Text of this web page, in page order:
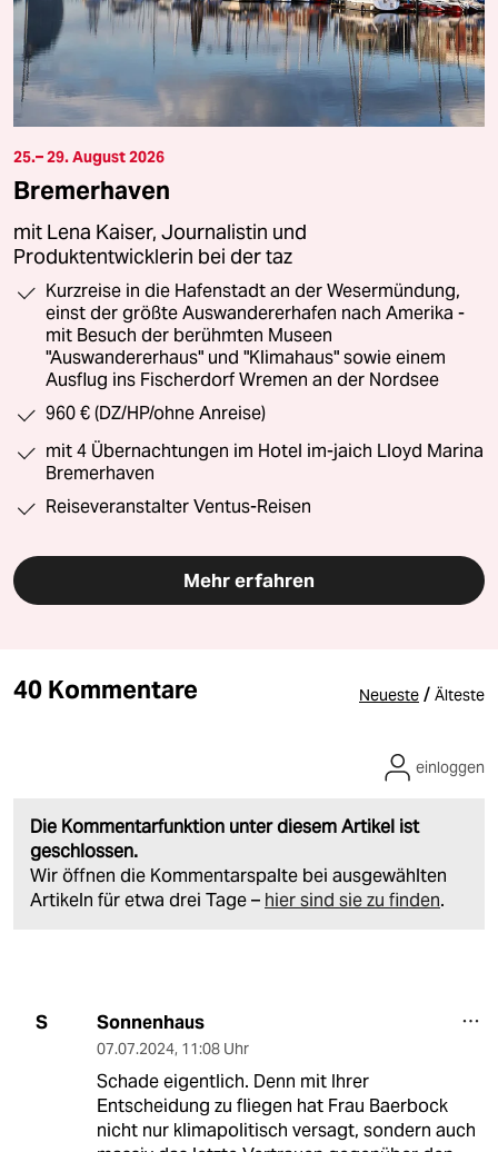
25.– 29. August 2026
Bremerhaven
mit Lena Kaiser, Journalistin und
Produktentwicklerin bei der taz
Kurzreise in die Hafenstadt an der Wesermündung,
einst der größte Auswandererhafen nach Amerika -
mit Besuch der berühmten Museen
"Auswandererhaus" und "Klimahaus" sowie einem
Ausflug ins Fischerdorf Wremen an der Nordsee
960 € (DZ/HP/ohne Anreise)
mit 4 Übernachtungen im Hotel im-jaich Lloyd Marina
Bremerhaven
Reiseveranstalter Ventus-Reisen
Mehr erfahren
40 Kommentare Neueste / Älteste
Die Kommentarfunktion unter diesem Artikel ist
geschlossen.
Wir öffnen die Kommentarspalte bei ausgewählten
Artikeln für etwa drei Tage – hier sind sie zu finden.
einloggen
S Sonnenhaus
07.07.2024, 11:08 Uhr
Schade eigentlich. Denn mit Ihrer
Entscheidung zu fliegen hat Frau Baerbock
nicht nur klimapolitisch versagt, sondern auch